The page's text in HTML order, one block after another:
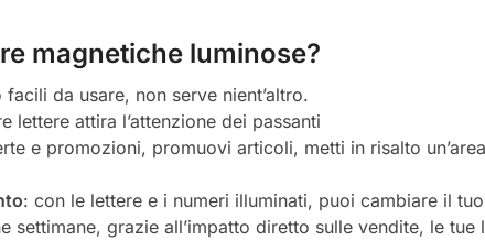
magnetiche luminose?
da usare, non serve nient’altro.
lettere attira l’attenzione dei passanti
e promozioni, promuovi articoli, metti in risalto
: con le lettere e i numeri illuminati, puoi cambiare il
settimane, grazie all’impatto diretto sulle vendite, le